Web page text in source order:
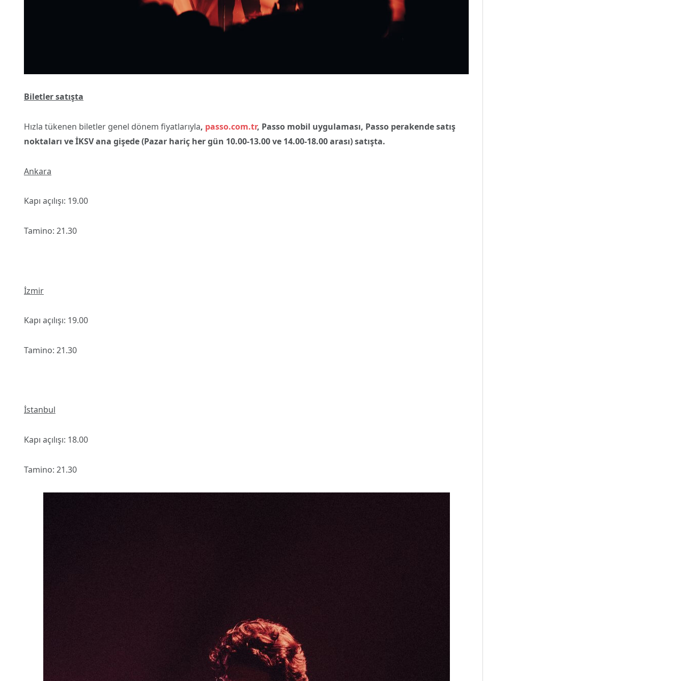
Biletler satışta
Hızla tükenen biletler genel dönem fiyatlarıyla, passo.com.tr, Passo mobil uygulaması, Passo perakende satış
noktaları ve İKSV ana gişede (Pazar hariç her gün 10.00-13.00 ve 14.00-18.00 arası) satışta.
Ankara
Kapı açılışı: 19.00
Tamino: 21.30
İzmir
Kapı açılışı: 19.00
Tamino: 21.30
İstanbul
Kapı açılışı: 18.00
Tamino: 21.30